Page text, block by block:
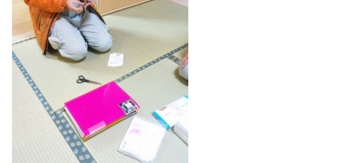
Tel. 0257-27-2157